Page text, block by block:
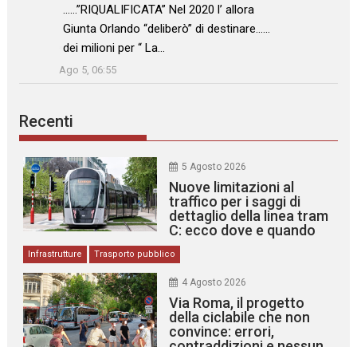
……”RIQUALIFICATA” Nel 2020 l’ allora
Giunta Orlando “deliberò” di destinare……
dei milioni per “ La…
”
Ago 5, 06:55
Recenti
5 Agosto 2026
Nuove limitazioni al
traffico per i saggi di
dettaglio della linea tram
C: ecco dove e quando
Infrastrutture Trasporto pubblico
4 Agosto 2026
Via Roma, il progetto
della ciclabile che non
convince: errori,